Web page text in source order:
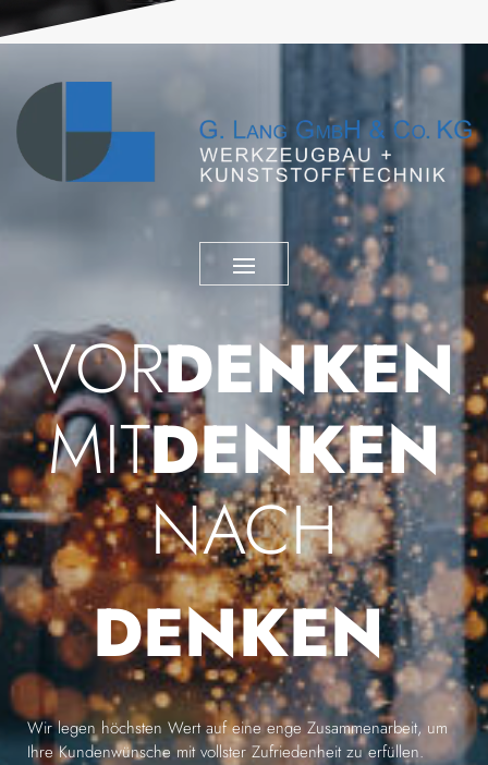
VORDENKEN
MITDENKEN
NACH
DENKEN
Wir legen höchsten Wert auf eine enge Zusammenarbeit, um
Ihre Kundenwünsche mit vollster Zufriedenheit zu erfüllen.